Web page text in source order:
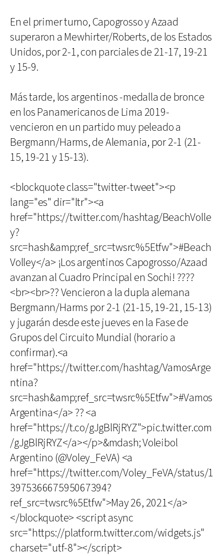
En el primer turno, Capogrosso y Azaad
superaron a Mewhirter/Roberts, de los Estados
Unidos, por 2-1, con parciales de 21-17, 19-21
y 15-9.
Más tarde, los argentinos -medalla de bronce
en los Panamericanos de Lima 2019-
vencieron en un partido muy peleado a
Bergmann/Harms, de Alemania, por 2-1 (21-
15, 19-21 y 15-13).
<blockquote class="twitter-tweet"><p
lang="es" dir="ltr"><a
href="https://twitter.com/hashtag/BeachVolle
y?
src=hash&amp;ref_src=twsrc%5Etfw">#Beach
Volley</a> ¡Los argentinos Capogrosso/Azaad
avanzan al Cuadro Principal en Sochi! ????
<br><br>?? Vencieron a la dupla alemana
Bergmann/Harms por 2-1 (21-15, 19-21, 15-13)
y jugarán desde este jueves en la Fase de
Grupos del Circuito Mundial (horario a
confirmar).<a
href="https://twitter.com/hashtag/VamosArge
ntina?
src=hash&amp;ref_src=twsrc%5Etfw">#Vamos
Argentina</a> ?? <a
href="https://t.co/gJgBlRjRYZ">pic.twitter.com
/gJgBlRjRYZ</a></p>&mdash; Voleibol
Argentino (@Voley_FeVA) <a
href="https://twitter.com/Voley_FeVA/status/1
397536667595067394?
ref_src=twsrc%5Etfw">May 26, 2021</a>
</blockquote> <script async
src="https://platform.twitter.com/widgets.js"
charset="utf-8"></script>